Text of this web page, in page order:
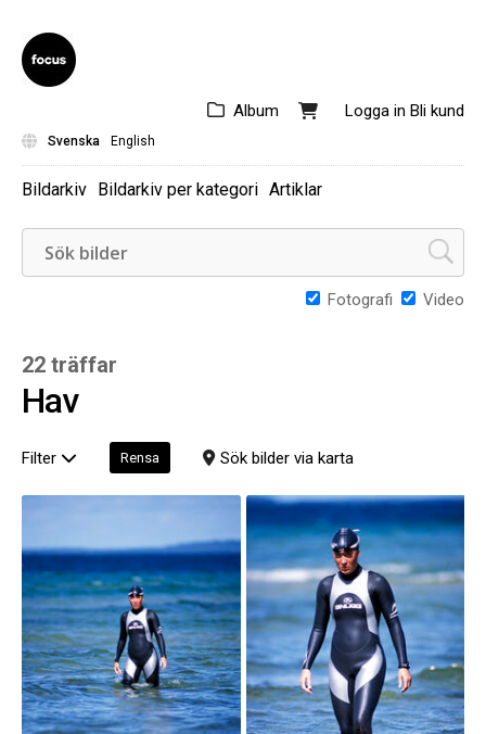
Logga in Bli kund
Album
Svenska English
Bildarkiv Bildarkiv per kategori Artiklar
Fotografi Video
22 träffar
Hav
Filter Rensa Sök bilder via karta